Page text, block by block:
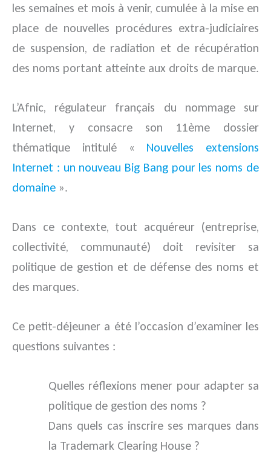
les semaines et mois à venir, cumulée à la mise en
place de nouvelles procédures extra-judiciaires
de suspension, de radiation et de récupération
des noms portant atteinte aux droits de marque.
L’Afnic, régulateur français du nommage sur
Internet, y consacre son 11ème dossier
thématique intitulé « Nouvelles extensions
Internet : un nouveau Big Bang pour les noms de
domaine ».
Dans ce contexte, tout acquéreur (entreprise,
collectivité, communauté) doit revisiter sa
politique de gestion et de défense des noms et
des marques.
Ce petit-déjeuner a été l’occasion d’examiner les
questions suivantes :
Quelles réflexions mener pour adapter sa
politique de gestion des noms ?
Dans quels cas inscrire ses marques dans
la Trademark Clearing House ?